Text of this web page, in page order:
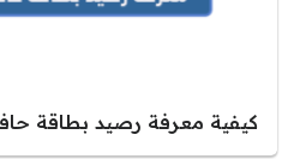
كيفية معرفة رصيد بطاقة